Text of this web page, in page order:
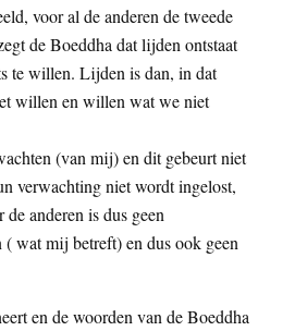
voor al de anderen de tweede
de Boeddha dat lijden ontstaat
te willen. Lijden is dan, in dat
willen en willen wat we niet
(van mij) en dit gebeurt niet
verwachting niet wordt ingelost,
anderen is dus geen
( wat mij betreft) en dus ook geen
en de woorden van de Boeddha